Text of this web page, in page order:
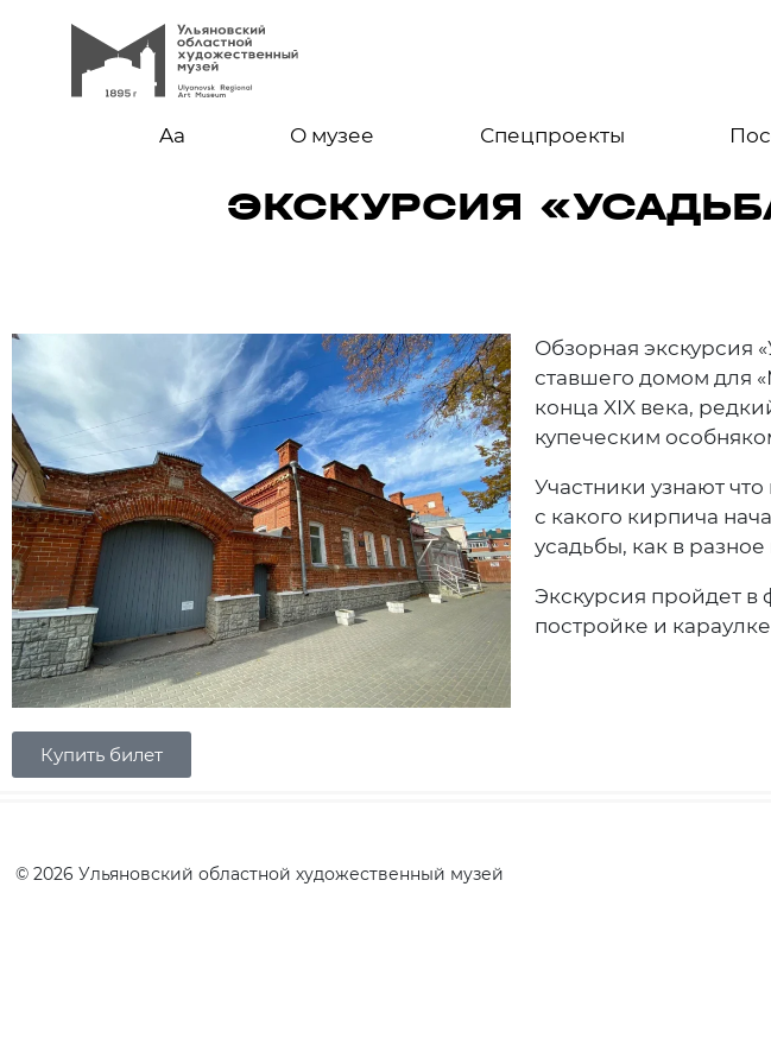
Aa О музее Спецпроекты
ЭКСКУРСИЯ
Купить билет
Обзорная экскурсия
ставшего домом для
конца XIX века,
купеческим
Участники узнают
с какого кирпича
усадьбы, как в
Экскурсия пройдет в
постройке и
© 2026 Ульяновский областной художественный музей